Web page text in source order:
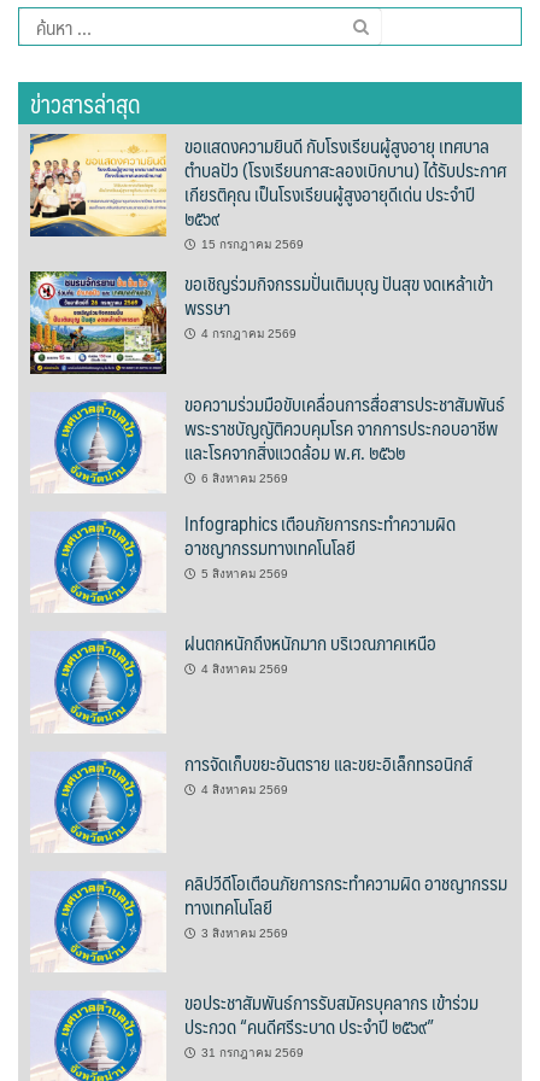
บ้านต้นคูณ
บ้านนาโฮมสเตย์
บ้านปัว ปลายนา
บ้านพักชมดอย
บ้านริมทุ่งรีสอร์ท
บ้านสวนศรีสุขโฮมสเตย์
บ้านฮิมนาปัว
บ้านไม้ปลายนา
ป.ปิ๊กโฮมสเตย์
ปรางค์ทองแมนชั่น
ปวินท์ศิลป์แกลอรี่แอนด์รีสอร์ท
ปัว พาโนราม่า รีสอร์ท
ปัวตรึงใจ๋ รีสอร์ท
ปัวนาน่านแคมป์ปิ้ง
ปัวพัตรา โฮเทล
ปัวพาราไดซ์เพลส
ปัวสบายรีสอร์ท
ปัวเดอวิว บูติค รีสอร์ท
ค้นหา
สำหรับ:
ข่าวสารล่าสุด
ขอแสดงความยินดี กับโรงเรียนผู้สูงอายุ เทศบาล
ตำบลปัว (โรงเรียนกาสะลองเบิกบาน) ได้รับประกาศ
เกียรติคุณ เป็นโรงเรียนผู้สูงอายุดีเด่น ประจำปี
๒๕๖๙
15 กรกฎาคม 2569
ขอเชิญร่วมกิจกรรมปั่นเติมบุญ ปันสุข งดเหล้าเข้า
พรรษา
4 กรกฎาคม 2569
ขอความร่วมมือขับเคลื่อนการสื่อสารประชาสัมพันธ์
พระราชบัญญัติควบคุมโรค จากการประกอบอาชีพ
และโรคจากสิ่งแวดล้อม พ.ศ. ๒๕๖๒
6 สิงหาคม 2569
Infographics เตือนภัยการกระทำความผิด
อาชญากรรมทางเทคโนโลยี
5 สิงหาคม 2569
ฝนตกหนักถึงหนักมาก บริเวณภาคเหนือ
4 สิงหาคม 2569
การจัดเก็บขยะอันตราย และขยะอิเล็กทรอนิกส์
4 สิงหาคม 2569
คลิปวีดีโอเตือนภัยการกระทำความผิด อาชญากรรม
ทางเทคโนโลยี
3 สิงหาคม 2569
ขอประชาสัมพันธ์การรับสมัครบุคลากร เข้าร่วม
ประกวด “คนดีศรีระบาด ประจำปี ๒๕๖๙”
31 กรกฎาคม 2569